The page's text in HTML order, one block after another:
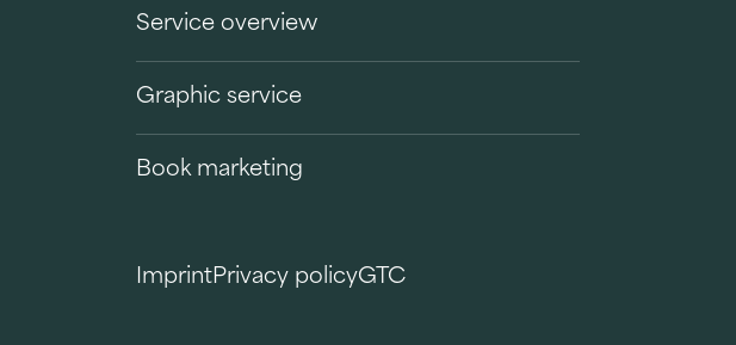
Service overview
Graphic service
Book marketing
ImprintPrivacy policyGTC